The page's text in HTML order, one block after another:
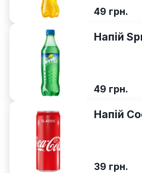
49 грн.
Напій
49 грн.
Напій
39 грн.